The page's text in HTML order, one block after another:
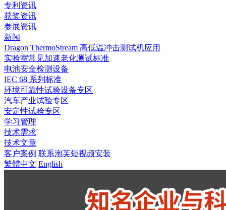
专利资讯
获奖资讯
参展资讯
新闻
Dragon ThermoStream 高低温冲击测试机应用
实验室常见加速老化测试标准
电池安全检测设备
IEC 68 系列标准
环境可靠性试验设备专区
汽车产业试验专区
安定性试验专区
学习管理
技术需求
技术文章
客户案例 联系泡芙短视频安装
繁體中文 English